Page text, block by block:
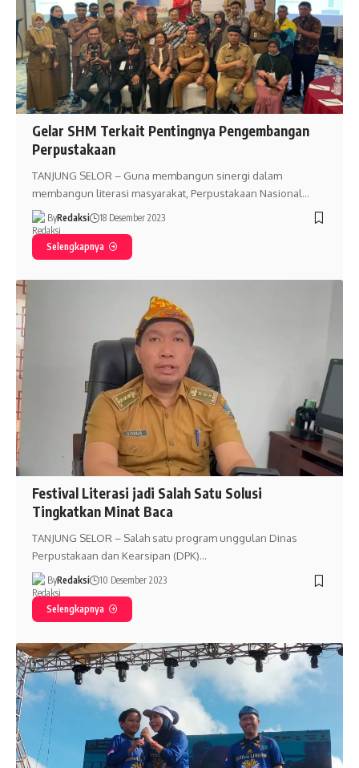
Gelar SHM Terkait Pentingnya Pengembangan
Perpustakaan
TANJUNG SELOR – Guna membangun sinergi dalam
membangun literasi masyarakat, Perpustakaan Nasional…
ByRedaksi 18 Desember 2023
Selengkapnya
Festival Literasi jadi Salah Satu Solusi
Tingkatkan Minat Baca
TANJUNG SELOR – Salah satu program unggulan Dinas
Perpustakaan dan Kearsipan (DPK)…
ByRedaksi 10 Desember 2023
Selengkapnya